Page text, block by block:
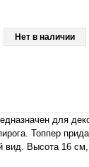
Нет в наличии
для
Топпер
вид. Высота 16